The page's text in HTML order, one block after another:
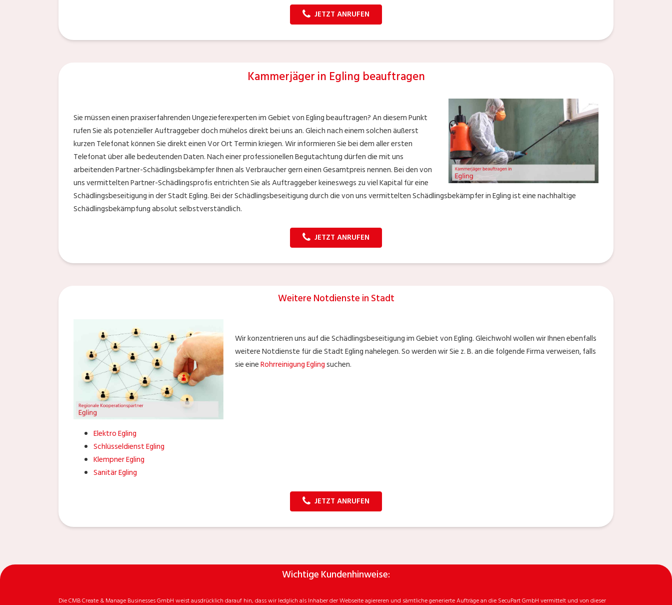
JETZT ANRUFEN
Kammerjäger in Egling beauftragen
Sie müssen einen praxiserfahrenden Ungezieferexperten im Gebiet von Egling beauftragen? An diesem Punkt
rufen Sie als potenzieller Auftraggeber doch mühelos direkt bei uns an. Gleich nach einem solchen äußerst
kurzen Telefonat können Sie direkt einen Vor Ort Termin kriegen. Wir informieren Sie bei dem aller ersten
Telefonat über alle bedeutenden Daten. Nach einer professionellen Begutachtung dürfen die mit uns
arbeitenden Partner-Schädlingsbekämpfer Ihnen als Verbraucher gern einen Gesamtpreis nennen. Bei den von
uns vermittelten Partner-Schädlingsprofis entrichten Sie als Auftraggeber keineswegs zu viel Kapital für eine
Schädlingsbeseitigung in der Stadt Egling. Bei der Schädlingsbeseitigung durch die von uns vermittelten Schädlingsbekämpfer in Egling ist eine nachhaltige
Schädlingsbekämpfung absolut selbstverständlich.
JETZT ANRUFEN
Weitere Notdienste in Stadt
Wir konzentrieren uns auf die Schädlingsbeseitigung im Gebiet von Egling. Gleichwohl wollen wir Ihnen ebenfalls
weitere Notdienste für die Stadt Egling nahelegen. So werden wir Sie z. B. an die folgende Firma verweisen, falls
sie eineRohrreinigung Eglingsuchen.
Elektro Egling
Schlüsseldienst Egling
Klempner Egling
Sanitär Egling
JETZT ANRUFEN
Wichtige Kundenhinweise:
Die CMB Create & Manage Businesses GmbH weist ausdrücklich darauf hin, dass wir ledglich als Inhaber der Webseite agiereren und sämtliche generierte Aufträge an die SecuPart GmbH vermittelt und von dieser